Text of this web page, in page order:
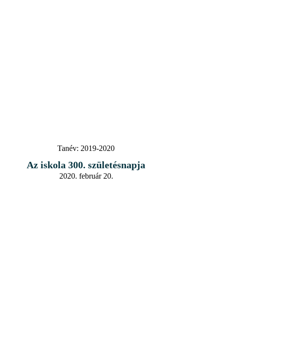
Tanév: 2019-2020
Az iskola 300. születésnapja
2020. február 20.